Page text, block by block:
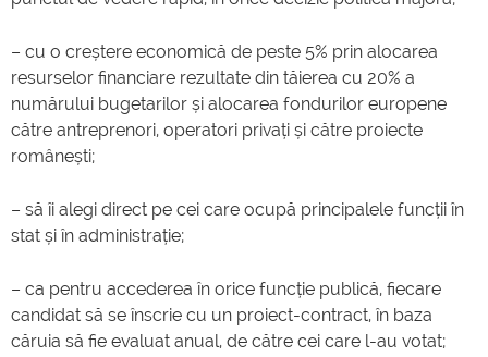
– cu o creștere economică de peste 5% prin alocarea
resurselor financiare rezultate din tăierea cu 20% a
numărului bugetarilor și alocarea fondurilor europene
către antreprenori, operatori privați și către proiecte
românești;
– să îi alegi direct pe cei care ocupă principalele funcții în
stat și în administrație;
– ca pentru accederea în orice funcție publică, fiecare
candidat să se înscrie cu un proiect-contract, în baza
căruia să fie evaluat anual, de către cei care l-au votat;